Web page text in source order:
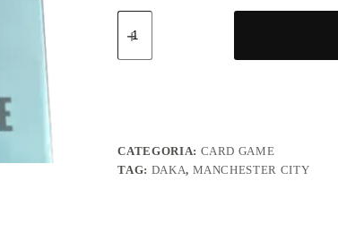
Daka
Top
24/25
CATEGORIA: CARD GAME
TAG: DAKA, MANCHESTER CITY